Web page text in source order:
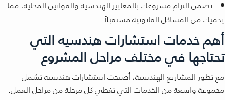
تضمن التزام مشروعك بالمعايير الهندسية والقوانين المحلية، مما
يحميك من المشاكل القانونية مستقبلاً.
أهم خدمات استشارات هندسيه التي
تحتاجها في مختلف مراحل المشروع
مع تطور المشاريع الهندسية، أصبحت استشارات هندسيه تشمل
مجموعة واسعة من الخدمات التي تغطي كل مرحلة من مراحل العمل.